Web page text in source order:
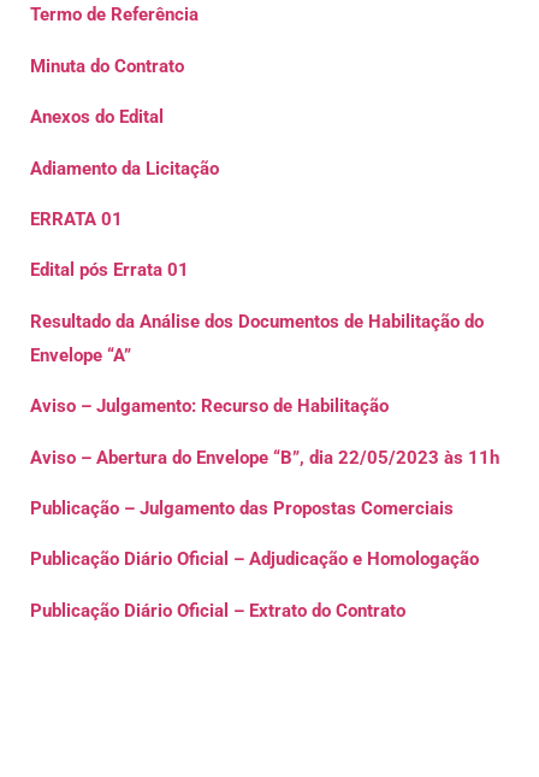
Termo de Referência
Minuta do Contrato
Anexos do Edital
Adiamento da Licitação
ERRATA 01
Edital pós Errata 01
Resultado da Análise dos Documentos de Habilitação do
Envelope “A”
Aviso – Julgamento: Recurso de Habilitação
Aviso – Abertura do Envelope “B”, dia 22/05/2023 às 11h
Publicação – Julgamento das Propostas Comerciais
Publicação Diário Oficial – Adjudicação e Homologação
Publicação Diário Oficial – Extrato do Contrato